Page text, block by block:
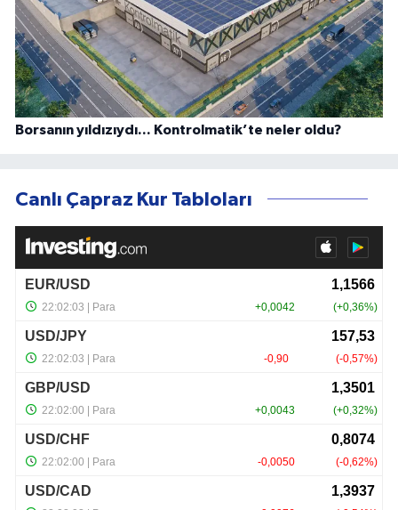
Borsanın yıldızıydı... Kontrolmatik’te neler oldu?
Canlı Çapraz Kur Tabloları